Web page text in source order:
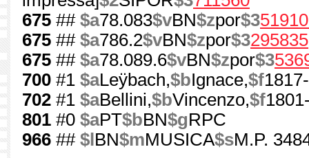
675 ## $a78.083$vBN$zpor$3
675 ## $a786.2$vBN$zpor$3295835
675 ## $a78.089.6$vBN$zpor$3
700 #1 $aLeÿbach,$bIgnace,$f
702 #1 $aBellini,$bVincenzo,$f
801 #0 $aPT$bBN$gRPC
966 ## $l BN$mMUSICA$sM.P.